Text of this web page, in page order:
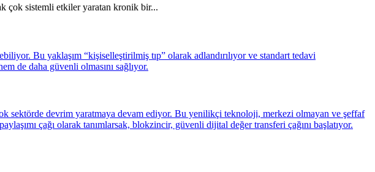
çok sistemli etkiler yaratan kronik bir...